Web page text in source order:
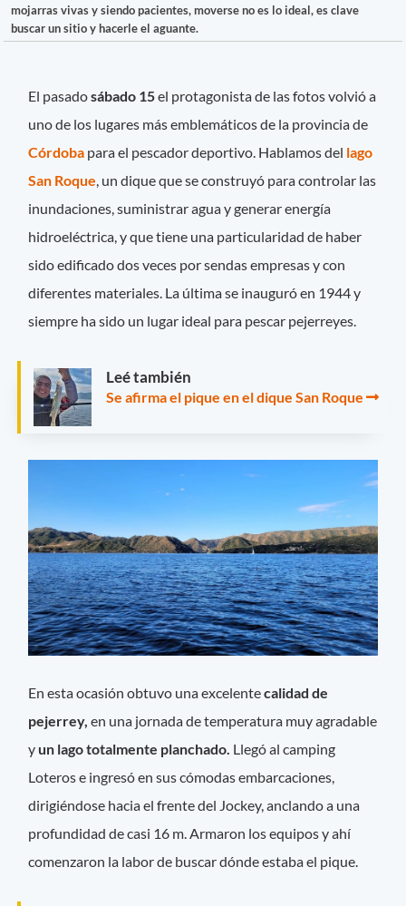
mojarras vivas y siendo pacientes, moverse no es lo ideal, es clave
buscar un sitio y hacerle el aguante.
El pasadosábado 15el protagonista de las fotos volvió a
uno de los lugares más emblemáticos de la provincia de
Córdoba para el pescador deportivo. Hablamos del lago
San Roque , un dique que se construyó para controlar las
inundaciones, suministrar agua y generar energía
hidroeléctrica, y que tiene una particularidad de haber
sido edificado dos veces por sendas empresas y con
diferentes materiales. La última se inauguró en 1944 y
siempre ha sido un lugar ideal para pescar pejerreyes.
Leé también
Se afirma el pique en el dique San Roque
En esta ocasión obtuvo una excelentecalidad de
pejerrey, en una jornada de temperatura muy agradable
y un lago totalmente planchado. Llegó al camping
Loteros e ingresó en sus cómodas embarcaciones,
dirigiéndose hacia el frente del Jockey, anclando a una
profundidad de casi 16 m. Armaron los equipos y ahí
comenzaron la labor de buscar dónde estaba el pique.